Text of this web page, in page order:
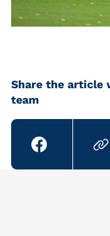
Share the article
team